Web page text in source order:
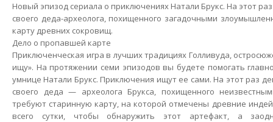
Новый эпизод сериала о приключениях Натали Брукс. На этот
своего деда-археолога, похищенного загадочными
карту древних сокровищ.
Дело о пропавшей карте
Приключенческая игра в лучших традициях Голливуда,
ищу». На протяжении семи эпизодов вы будете помогать
умнице Натали Брукс. Приключения ищут ее сами. На этот раз
своего деда — археолога Брукса, похищенного
требуют старинную карту, на которой отмечены древние
всего сутки, чтобы обнаружить этот артефакт, а